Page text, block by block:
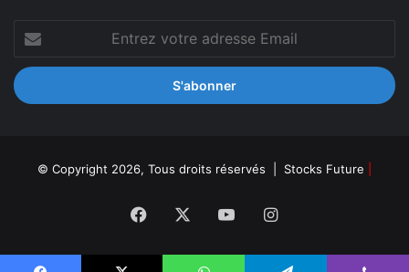
votre
adresse
Email
© Copyright 2026, Tous droits réservés | Stocks Future
Facebook YouTubeInstagram